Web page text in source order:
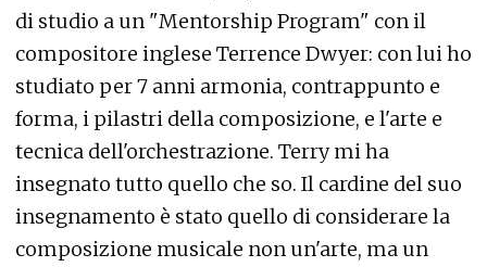
di studio a un "Mentorship Program" con il
compositore inglese Terrence Dwyer: con lui ho
studiato per 7 anni armonia, contrappunto e
forma, i pilastri della composizione, e l'arte e
tecnica dell'orchestrazione. Terry mi ha
insegnato tutto quello che so. Il cardine del suo
insegnamento è stato quello di considerare la
composizione musicale non un'arte, ma un